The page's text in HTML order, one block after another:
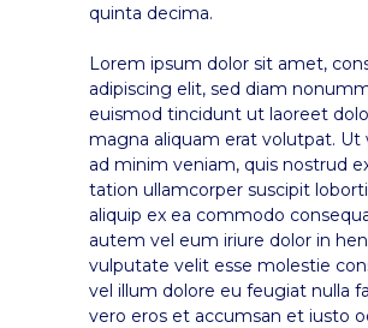
quinta decima.
Lorem ipsum dolor sit amet,
adipiscing elit, sed diam
euismod tincidunt ut laoreet
magna aliquam erat volutpat. Ut
ad minim veniam, quis nostrud
tation ullamcorper suscipit
aliquip ex ea commodo
autem vel eum iriure dolor in
vulputate velit esse molestie
vel illum dolore eu feugiat nulla
vero eros et accumsan et iusto